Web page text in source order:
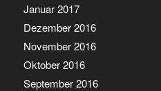
Januar 2017
Dezember 2016
November 2016
Oktober 2016
September 2016